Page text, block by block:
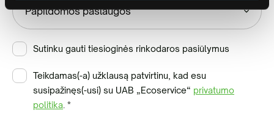
Sutinku gauti tiesioginės rinkodaros pasiūlymus
Teikdamas(-a) užklausą patvirtinu, kad esu
susipažinęs(-usi) su UAB „Ecoservice“ privatumo
politika *